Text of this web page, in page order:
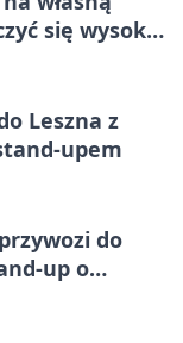
się wysoką
Leszna z
upem
do
up o